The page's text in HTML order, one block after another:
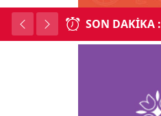
SON DAKIKA :
birbirine girdi